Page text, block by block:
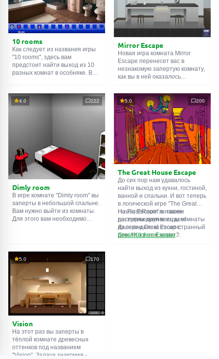
10 rooms
Как следует из названия игры
"10 rooms", здесь вам
предстоит найти выход из 10
разных комнат в особняке. В
их, чтобы выйти. Выход из
одной комнаты является
Mirror Escape
Новая игра комната Mirror
Escape перенесет вас в
незнакомую запертую комнату,
как вы в ней оказалось
смекалки попробуйте решить
все, приготовленные авторами
для вас, головоломки и найти
выход на свободу.
Внимательно осмотрите
помещение, возможно вы
сможете найти какие-нибудь
подсказки. Желаем удачи!
4.0 222
Dimly room
В игре комнате "Dimly room" вы
заперты в небольшой спальне.
Вам нужно выйти из комнаты.
Для этого вам необходимо
5.0 200
The Great House Escape
До сих пор нам удавалось
найти выход из кухни, гостиной,
ванной и спальни. И вот теперь
в логической игре "The Great
House Escape" в нашем
распоряжении весь дом!
Далеко-далеко стоит странный
дом. Кто в нем живет?
На FlashRoom.ru также
доступны другие игры комнаты
из серии Great Escape:
Great Kitchen Escape
5.0 170
Vision
На этот раз вы заперты в
тёплой комнате древесных
оттенков под названием
"Vision". Задача знакомая -